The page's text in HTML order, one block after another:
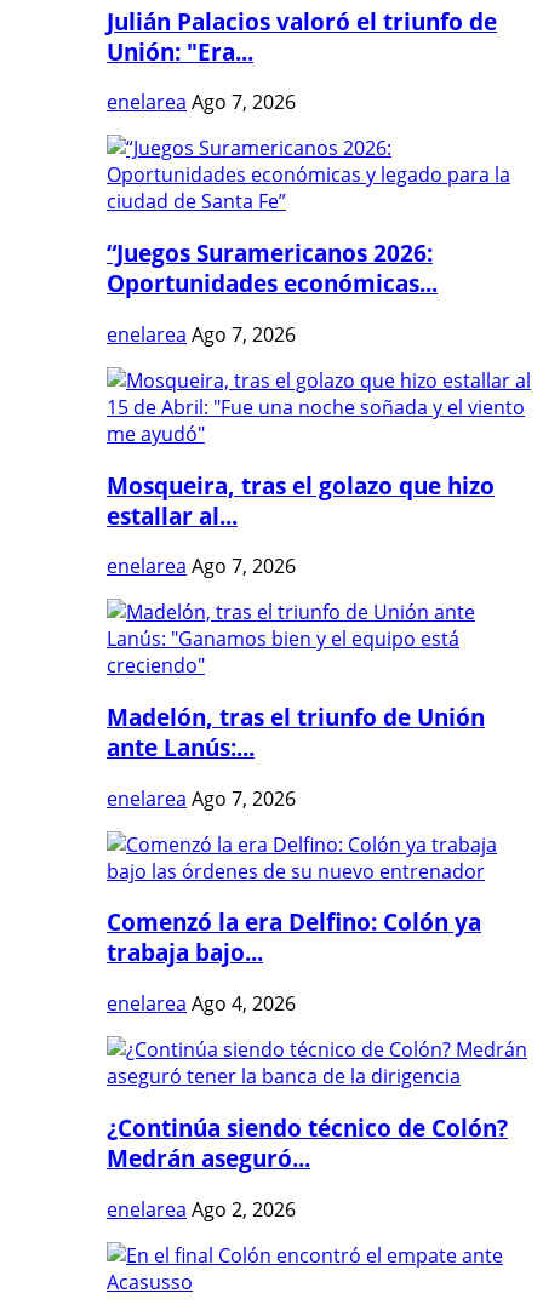
Julián Palacios valoró el triunfo de
Unión: "Era...
enelarea Ago 7, 2026
“Juegos Suramericanos 2026:
Oportunidades económicas...
enelarea Ago 7, 2026
Mosqueira, tras el golazo que hizo
estallar al...
enelarea Ago 7, 2026
Madelón, tras el triunfo de Unión
ante Lanús:...
enelarea Ago 7, 2026
Comenzó la era Delfino: Colón ya
trabaja bajo...
enelarea Ago 4, 2026
¿Continúa siendo técnico de Colón?
Medrán aseguró...
enelarea Ago 2, 2026